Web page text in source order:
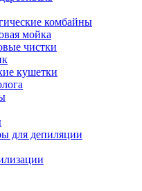
комбайны
мойка
чистки
кушетки
для депиляции